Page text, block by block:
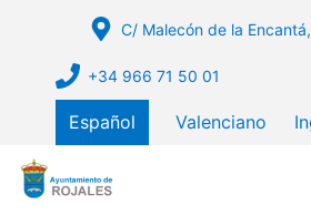
contenido
C/ Malecón de la
+34 966 71 50 01
Español Valenciano